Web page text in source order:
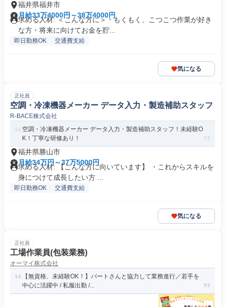
福井県福井市
月給33万4000円～38万4000円
求める人材: ＜こんな方に＞・もくもく、こつこつ作業が好き
な方・将来に向けてお金を貯...
即日勤務OK 交通費支給
気になる
正社員
空調・冷凍機器メーカー データ入力・製造補助スタッフ
R-BACE株式会社
空調・冷凍機器メーカー データ入力・製造補助スタッフ！未経験O
K！丁寧な研修あり！
福井県勝山市
月給34万円～37万5000円
求める人材: 【こんな方に向いています】 ・これからスキルを
身につけて成長したい方 ...
即日勤務OK 交通費支給
気になる
正社員
工場作業員(包装業務)
オーマイ株式会社
【無資格、未経験OK！】パートさんと協力して業務進行／若手を
中心に活躍中 / 私服出勤 /...